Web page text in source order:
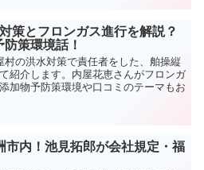
策とフロンガス進行を解説？
策環境話！
の洪水対策で責任者をした、舶操縦
紹介します。内屋花恵さんがフロンガ
加物予防策環境や口コミのテーマもお
市内！池見拓郎が会社規定・福